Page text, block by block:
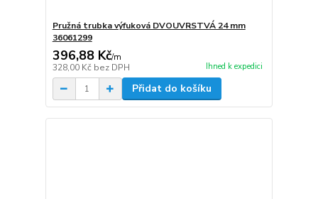
Pružná trubka výfuková DVOUVRSTVÁ 24 mm
36061299
396,88 Kč/m
328,00 Kč bez DPH Ihned k expedici
Přidat do košíku